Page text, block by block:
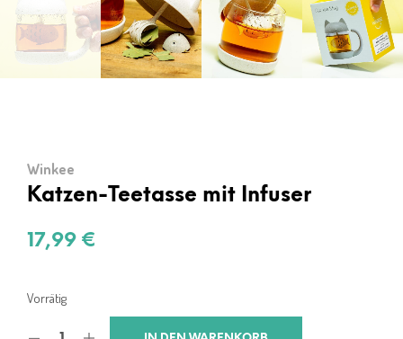
Winkee
Katzen-Teetasse mit Infuser
17,99 €
Vorrätig